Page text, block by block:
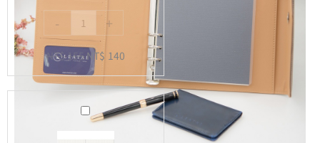
內
-
6
孔
活
- +
NT$ 155NT$ 140
A5